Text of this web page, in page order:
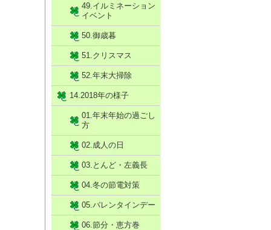
49.イルミネーション
イベント
50.御歳暮
51.クリスマス
52.年末大掃除
14.2018年の様子
01.年末年始の過ごし
方
02.成人の日
03.とんど・左義長
04.冬の節電対策
05.バレンタインデー
06.節分・恵方巻